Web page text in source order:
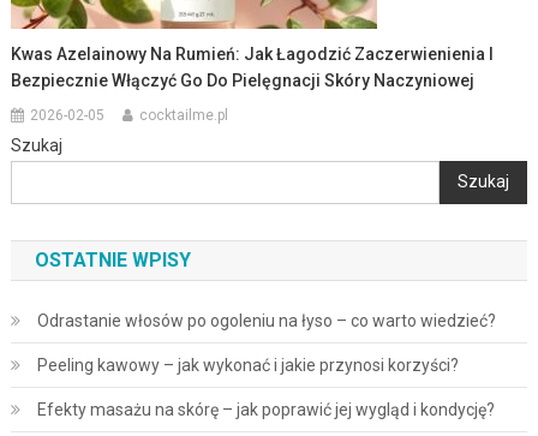
Kwas Azelainowy Na Rumień: Jak Łagodzić Zaczerwienienia I
Bezpiecznie Włączyć Go Do Pielęgnacji Skóry Naczyniowej
2026-02-05 cocktailme.pl
Szukaj
Szukaj
OSTATNIE WPISY
Odrastanie włosów po ogoleniu na łyso – co warto wiedzieć?
Peeling kawowy – jak wykonać i jakie przynosi korzyści?
Efekty masażu na skórę – jak poprawić jej wygląd i kondycję?